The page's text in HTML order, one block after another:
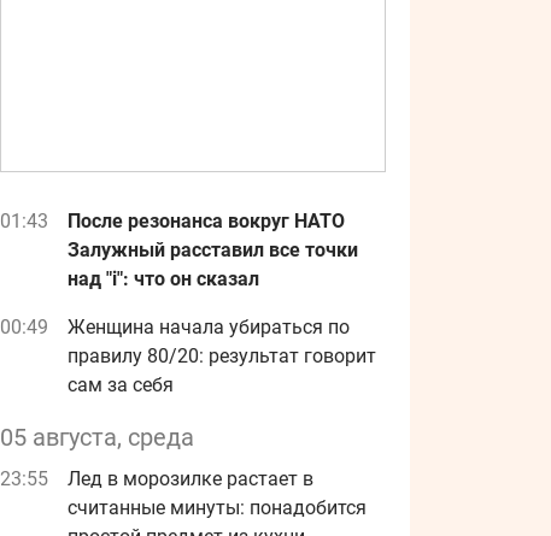
01:43
После резонанса вокруг НАТО
Залужный расставил все точки
над "i": что он сказал
00:49
Женщина начала убираться по
правилу 80/20: результат говорит
сам за себя
05 августа, среда
23:55
Лед в морозилке растает в
считанные минуты: понадобится